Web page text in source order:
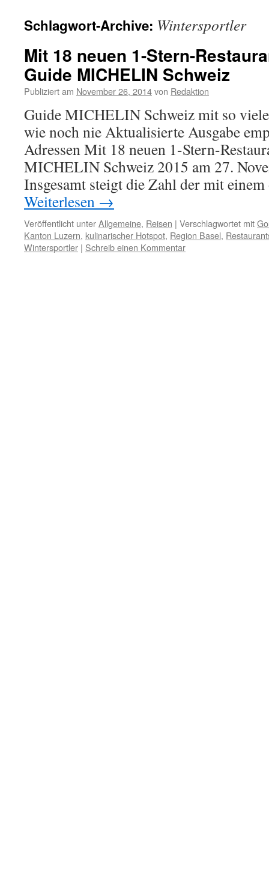
Schlagwort-Archive: Wintersportler
Mit 18 neuen 1-Stern-
Guide MICHELIN Schweiz
Publiziert am November 26, 2014von Redaktion
Guide MICHELIN Schweiz mit so
wie noch nie Aktualisierte Ausgabe
Adressen Mit 18 neuen 1-Stern-
MICHELIN Schweiz 2015 am 27.
Insgesamt steigt die Zahl der mit
Weiterlesen →
Veröffentlicht unterAllgemeine, Reisen | Verschlagwortet mit
Kanton Luzern, kulinarischer Hotspot, Region Basel,
Wintersportler | Schreib einen Kommentar